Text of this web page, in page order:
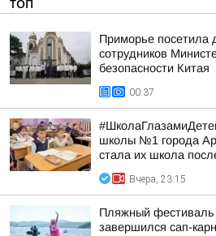
ТОП
Приморье посетила
сотрудников
безопасности Китая
00:37
школы №1 города
стала их школа
Вчера, 23:15
Пляжный фестиваль
завершился сап-